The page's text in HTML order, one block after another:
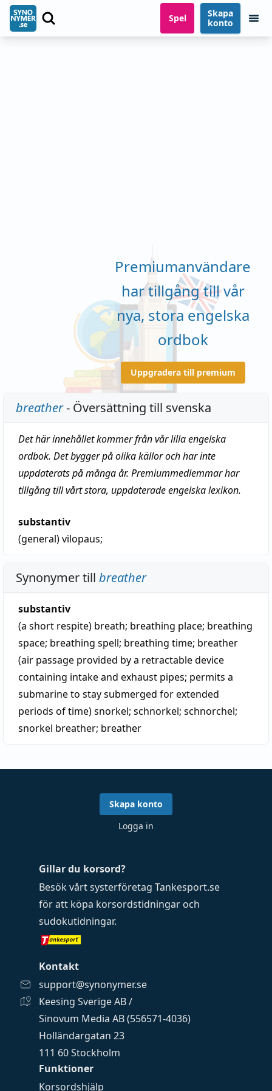
Spel
Skapa
konto
Premiumanvändare
har tillgång till vår
nya, stora engelska
ordbok
Uppgradera till premium
breather- Översättning till svenska
Det här innehållet kommer från vår lilla engelska
ordbok. Det bygger på olika källor och har inte
uppdaterats på många år. Premiummedlemmar har
tillgång till vårt stora, uppdaterade engelska lexikon.
substantiv
(general)vilopaus;
Synonymer till breather
substantiv
(a short respite) breath; breathing place; breathing
space; breathing spell; breathing time; breather
(air passage provided by a retractable device
containing intake and exhaust pipes; permits a
submarine to stay submerged for extended
periods of time)snorkel; schnorkel; schnorchel;
snorkel breather; breather
Funktioner
Korsordshjälp
Gillar du korsord?
Besök vårt systerföretag Tankesport.se
för att köpa korsordstidningar och
sudokutidningar.
Kontakt
support@synonymer.se
Keesing Sverige AB /
Sinovum Media AB (556571-4036)
Holländargatan 23
111 60 Stockholm
Skapa konto
Logga in